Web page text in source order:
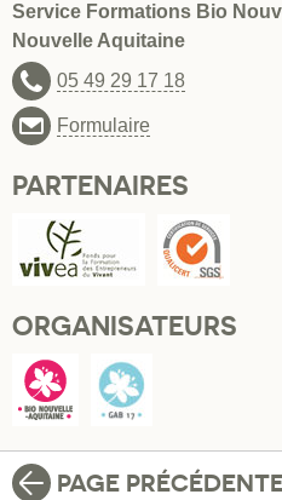
Service Formations Bio
Nouvelle Aquitaine
05 49 29 17 18
Formulaire
PARTENAIRES
ORGANISATEURS
PAGE